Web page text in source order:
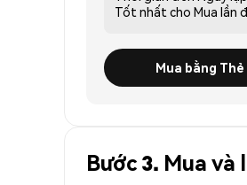
Tốt nhất cho Mua lần
Mua bằng
Bước 3. Mua